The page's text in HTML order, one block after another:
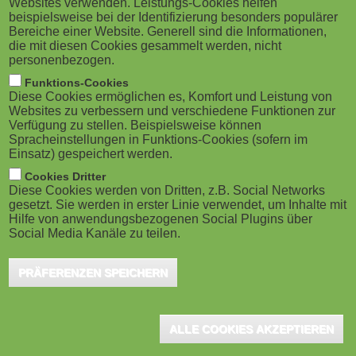
M
o
b
i
l
e
)
g
a
o
n
Wege, um Schülerinnen und Schülern einen
interessanten und lehrreichen Unterricht zu
ermöglichen. Neben Arbeitsheft und Schulbuch
nutzen sie vermehrt das Internet. Dort recherchieren
sie Quellen für neue Materialien und erstellen auf deren
Grundlage Inhalte für die kommende Stunde. Doch
Fragen zum rechtssicheren Einsatz, zur Qualität sowie
zu den Möglichkeiten zur Vervielfältigung,
Kombination oder Weiterentwicklung erschweren
Lehrkräften den Einsatz digitaler Medien.
Dass es aber schon rechtssichere Online-Lösungen gibt, zeigen
enormes didaktisches Potenzial sowohl für Lehrkräfte als auch für
Websites verwenden. Leistungs-Cookies helfen
beispielsweise bei der Identifizierung besonders populärer
Bereiche einer Website. Generell sind die Informationen,
die mit diesen Cookies gesammelt werden, nicht
personenbezogen.
Funktions-Cookies
Diese Cookies ermöglichen es, Komfort und Leistung von
Websites zu verbessern und verschiedene Funktionen zur
Verfügung zu stellen. Beispielsweise können
Spracheinstellungen in Funktions-Cookies (sofern im
Einsatz) gespeichert werden.
Cookies Dritter
Diese Cookies werden von Dritten, z.B. Social Networks
gesetzt. Sie werden in erster Linie verwendet, um Inhalte mit
Hilfe von anwendungsbezogenen Social Plugins über
Social Media Kanäle zu teilen.
PRÄFERENZEN SPEICHERN
ALLE COOKIES AKZEPTIEREN